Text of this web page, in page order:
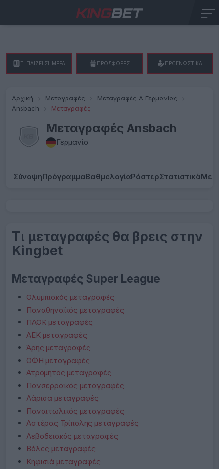
Αρχική Μεταγραφές
Μεταγραφές Δ Γερμανίας
Ansbach
Μεταγραφές
Μεταγραφές Ansbach
Γερμανία
ΣύνοψηΠρόγραμμαΒαθμολογίαΡόστερΣτατιστικά
Τι μεταγραφές θα βρεις στην
Kingbet
Μεταγραφές Super League
Ολυμπιακός μεταγραφές
Παναθηναϊκός μεταγραφές
ΠΑΟΚ μεταγραφές
ΑΕΚ μεταγραφές
Άρης μεταγραφές
ΟΦΗ μεταγραφές
Ατρόμητος μεταγραφές
Πανσερραϊκός μεταγραφές
Λάρισα μεταγραφές
Παναιτωλικός μεταγραφές
Αστέρας Τρίπολης μεταγραφές
Λεβαδειακός μεταγραφές
Βόλος μεταγραφές
Κηφισιά μεταγραφές
ΤΙ ΠΑΙΖΕΙ ΣΗΜΕΡΑ ΠΡΟΣΦΟΡΕΣ ΠΡΟΓΝΩΣΤΙΚΑ